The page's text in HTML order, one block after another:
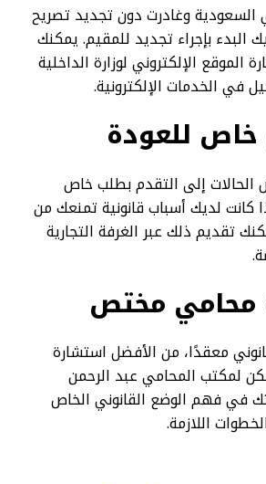
وغادرت دون تجديد تصريح
البدء بإجراء تجديد للمقيم. يمكنك
الموقع الإلكتروني لوزارة الداخلية
في الخدمات الإلكترونية.
للعودة
إلى التقدم بطلب خاص
كانت لديك أسباب قانونية تمنعك من
تقديم ذلك عبر الغرفة التجارية
محامي مختص
معقدًا، من الأفضل استشارة
لمكتب المحامي عبد الرحمن
في فهم الوضع القانوني الخاص
اللازمة.